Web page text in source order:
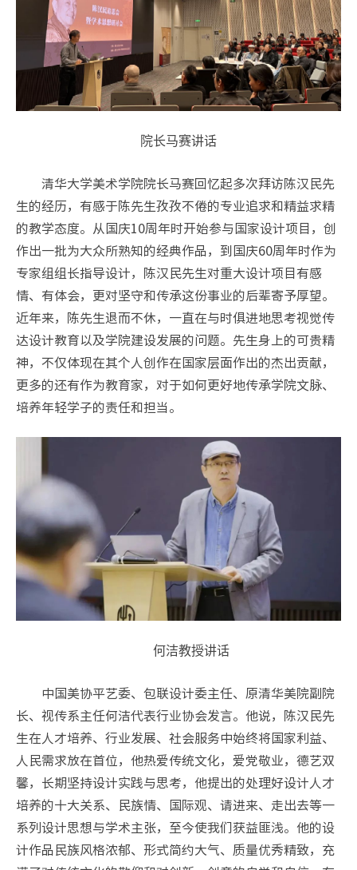
院长马赛讲话
清华大学美术学院院长马赛回忆起多次拜访陈汉民先
生的经历，有感于陈先生孜孜不倦的专业追求和精益求精
的教学态度。从国庆10周年时开始参与国家设计项目，创
作出一批为大众所熟知的经典作品，到国庆60周年时作为
专家组组长指导设计，陈汉民先生对重大设计项目有感
情、有体会，更对坚守和传承这份事业的后辈寄予厚望。
近年来，陈先生退而不休，一直在与时俱进地思考视觉传
达设计教育以及学院建设发展的问题。先生身上的可贵精
神，不仅体现在其个人创作在国家层面作出的杰出贡献，
更多的还有作为教育家，对于如何更好地传承学院文脉、
培养年轻学子的责任和担当。
何洁教授讲话
中国美协平艺委、包联设计委主任、原清华美院副院
长、视传系主任何洁代表行业协会发言。他说，陈汉民先
生在人才培养、行业发展、社会服务中始终将国家利益、
人民需求放在首位，他热爱传统文化，爱党敬业，德艺双
馨，长期坚持设计实践与思考，他提出的处理好设计人才
培养的十大关系、民族情、国际观、请进来、走出去等一
系列设计思想与学术主张，至今使我们获益匪浅。他的设
计作品民族风格浓郁、形式简约大气、质量优秀精致，充